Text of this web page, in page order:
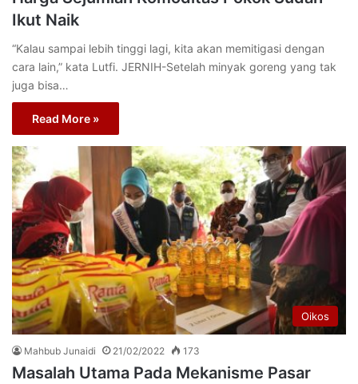
Ikut Naik
“Kalau sampai lebih tinggi lagi, kita akan memitigasi dengan
cara lain,” kata Lutfi. JERNIH-Setelah minyak goreng yang tak
juga bisa…
Read More »
Oikos
Mahbub Junaidi 21/02/2022 173
Masalah Utama Pada Mekanisme Pasar